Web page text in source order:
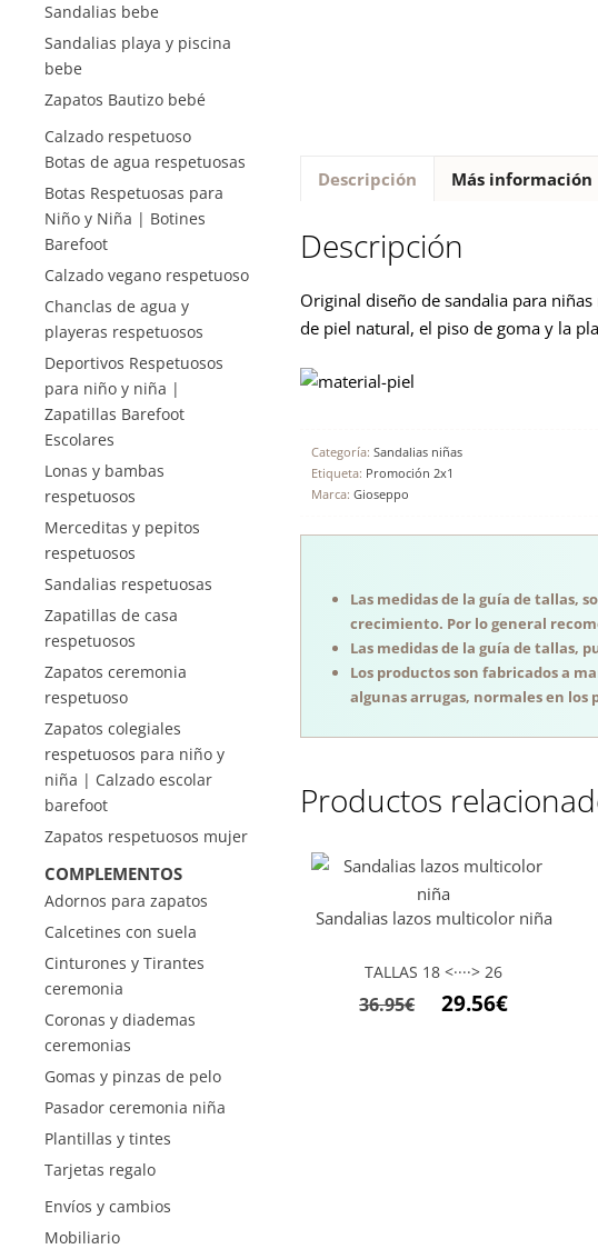
Descripción Más información
Descripción
Original diseño de sandalia para
de piel natural, el piso de goma y la
Categoría: Sandalias niñas
Etiqueta: Promoción 2x1
Marca: Gioseppo
Las medidas de la guía de tallas,
crecimiento. Por lo general
Las medidas de la guía de tallas,
Los productos son fabricados a
algunas arrugas, normales en
Productos
Sandalias lazos multicolor niña
TALLAS 18 <····> 26
36.95€
El29.56€El
Sandalias bebe
Sandalias playa y piscina
bebe
Zapatos Bautizo bebé
Calzado respetuoso
Botas de agua respetuosas
Botas Respetuosas para
Niño y Niña | Botines
Barefoot
Calzado vegano respetuoso
Chanclas de agua y
playeras respetuosos
Deportivos Respetuosos
para niño y niña |
Zapatillas Barefoot
Escolares
Lonas y bambas
respetuosos
Merceditas y pepitos
respetuosos
Sandalias respetuosas
Zapatillas de casa
respetuosos
Zapatos ceremonia
respetuoso
Zapatos colegiales
respetuosos para niño y
niña | Calzado escolar
barefoot
Zapatos respetuosos mujer
COMPLEMENTOS
Adornos para zapatos
Calcetines con suela
Cinturones y Tirantes
ceremonia
Coronas y diademas
ceremonias
Gomas y pinzas de pelo
Pasador ceremonia niña
Plantillas y tintes
Tarjetas regalo
Envíos y cambios
Mobiliario